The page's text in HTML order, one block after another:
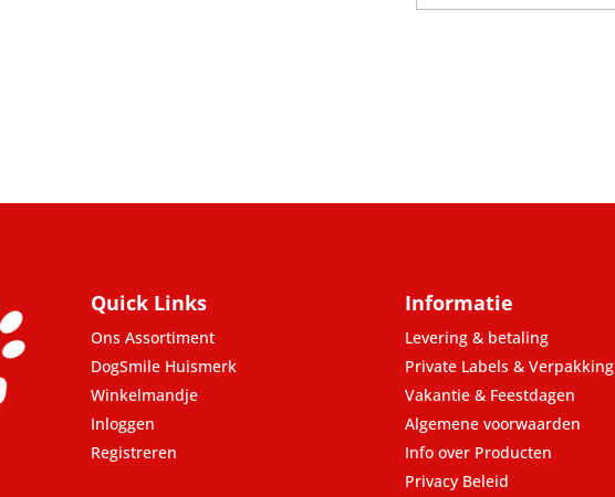
Quick Links
Ons Assortiment
DogSmile Huismerk
Winkelmandje
Inloggen
Registreren
Informatie
Levering & betaling
Private Labels & Verpakking
Vakantie & Feestdagen
Algemene voorwaarden
Info over Producten
Privacy Beleid